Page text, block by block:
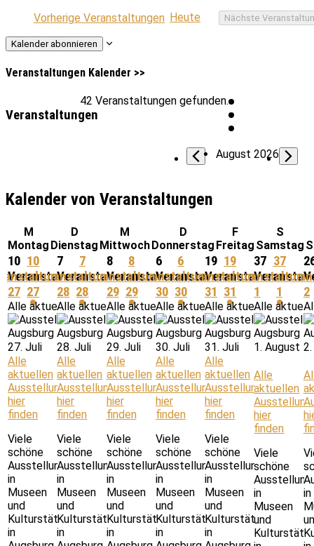
Vorherige Veranstaltungen Heute Nächste
Kalender abonnieren
Veranstaltungen Kalender >>
42 Veranstaltungen gefunden.
Veranstaltungen
August 2026
Kalender von Veranstaltungen
M
Montag
D
Dienstag
M
Mittwoch
D
Donnerstag
F
Freitag
S
Samstag
10
27
10
Veranstaltungen,
27
Alle aktuellen Ausstellungen hier finden
27. Juli
Alle
aktuellen
Ausstellungen
hier
finden
Viele
schöne
Ausstellungen
in
Museen
und
Kulturstätten
in
7
Veranstaltungen,
28
7
Veranstaltungen,
28
Alle aktuellen Ausstellungen hier finden
28. Juli
Alle
aktuellen
Ausstellungen
hier
finden
Viele
schöne
Ausstellungen
in
Museen
und
Kulturstätten
in
8
Veranstaltungen,
29
8
Veranstaltungen,
29
Alle aktuellen Ausstellungen hier finden
29. Juli
Alle
aktuellen
Ausstellungen
hier
finden
Viele
schöne
Ausstellungen
in
Museen
und
Kulturstätten
in
6
Veranstaltungen,
30
6
Veranstaltungen,
30
Alle aktuellen Ausstellungen
30. Juli
Alle
aktuellen
Ausstellungen
hier
finden
Viele
schöne
Ausstellungen
in
Museen
und
Kulturstätten
in
19
Veranstaltungen,
31
19
Veranstaltungen,
31
Alle aktuellen
31. Juli
Alle
aktuellen
Ausstellungen
hier
finden
Viele
schöne
Ausstellungen
in
Museen
und
Kulturstätten
in
37
1
37
1
Alle
1. August
Alle
aktuellen
hier
finden
Viele
schöne
in
Museen
und
2
in